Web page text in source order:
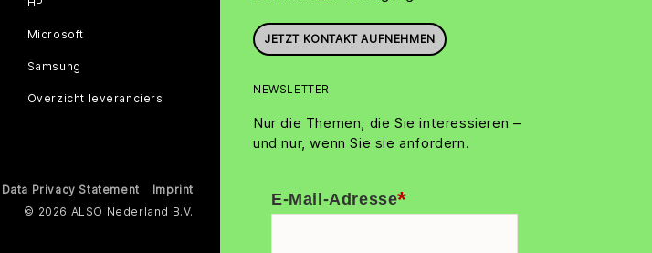
JETZT KONTAKT AUFNEHMEN
NEWSLETTER
Nur die Themen, die Sie interessieren –
und nur, wenn Sie sie anfordern.
*
E-Mail-Adresse
Microsoft
Samsung
Overzicht leveranciers
Data Privacy Statement
Imprint
© 2026 ALSO Nederland B.V.